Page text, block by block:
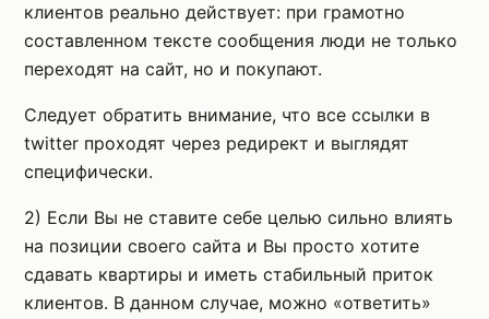
клиентов реально действует: при грамотно
составленном тексте сообщения люди не только
переходят на сайт, но и покупают.
Следует обратить внимание, что все ссылки в
twitter проходят через редирект и выглядят
специфически.
2) Если Вы не ставите себе целью сильно влиять
на позиции своего сайта и Вы просто хотите
сдавать квартиры и иметь стабильный приток
клиентов. В данном случае, можно «ответить»